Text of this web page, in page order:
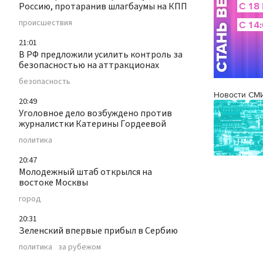
Россию, протаранив шлагбаумы на КПП
происшествия
21:01
В РФ предложили усилить контроль за
безопасностью на аттракционах
безопасность
20:49
Уголовное дело возбуждено против
журналистки Катерины Гордеевой
политика
20:47
Молодежный штаб открылся на
востоке Москвы
город
20:31
Зеленский впервые прибыл в Сербию
политика за рубежом
Новости